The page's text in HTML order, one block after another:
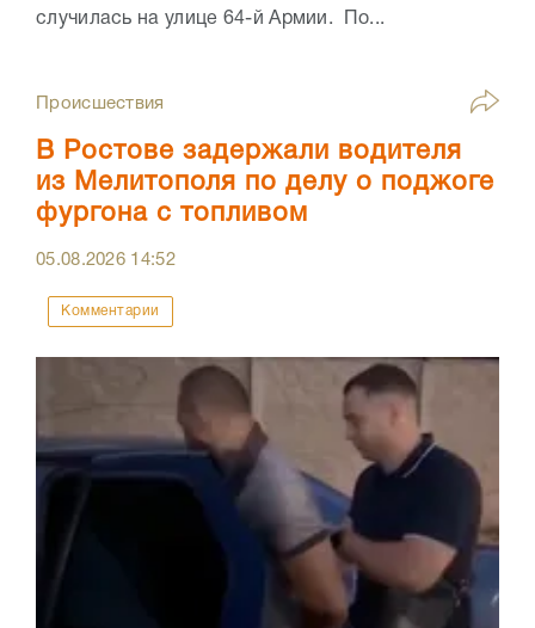
случилась на улице 64-й Армии. По...
Происшествия
В Ростове задержали водителя
из Мелитополя по делу о поджоге
фургона с топливом
05.08.2026 14:52
Комментарии